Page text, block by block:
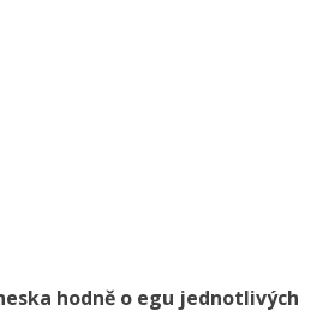
hodně o egu jednotlivých